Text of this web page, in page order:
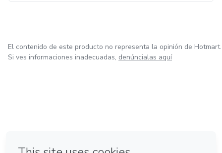
El contenido de este producto no representa la opinión de Hotmart.
Si ves informaciones inadecuadas, denúncialas aquí
en Bogotá